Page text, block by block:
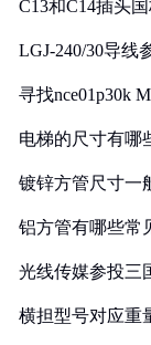
C13和C14插头
LGJ-240/30导线
寻找nce01p30k
电梯的尺寸有哪
镀锌方管尺寸一
铝方管有哪些常
光线传媒参投三
横担型号对应重